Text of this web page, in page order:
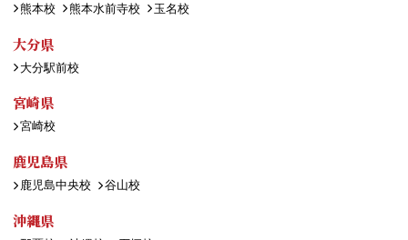
熊本校 熊本水前寺校 玉名校
大分県
大分駅前校
宮崎県
宮崎校
鹿児島県
鹿児島中央校 谷山校
沖縄県